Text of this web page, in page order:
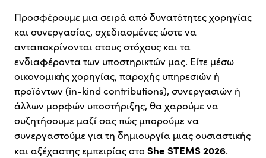
Προσφέρουμε μια σειρά από δυνατότητες χορηγίας
και συνεργασίας, σχεδιασμένες ώστε να
ανταποκρίνονται στους στόχους και τα
ενδιαφέροντα των υποστηρικτών μας. Είτε μέσω
οικονομικής χορηγίας, παροχής υπηρεσιών ή
προϊόντων (in-kind contributions), συνεργασιών ή
άλλων μορφών υποστήριξης, θα χαρούμε να
συζητήσουμε μαζί σας πώς μπορούμε να
συνεργαστούμε για τη δημιουργία μιας ουσιαστικής
και αξέχαστης εμπειρίας στο She STEMS 2026.